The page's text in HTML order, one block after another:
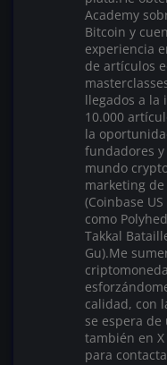
Academy
Bitcoin y
experiencia
de artículos
llegados a la
10.000
la
fundadores
mundo
marketing de
(Coinbase
como
Takkal
Gu).Me
calidad, con
se espera
también en
para